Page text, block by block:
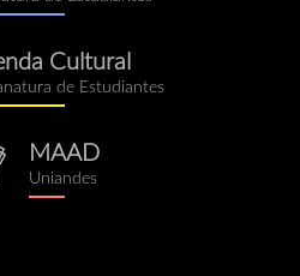
Cultural
de Estudiantes
MAAD
Uniandes